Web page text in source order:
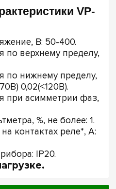
VP-
В: 50-400.
верхнему пределу,
по нижнему пределу,
0,02(<120В).
при асимметрии фаз,
%, не более: 1.
контактах реле*, А:
IP20.